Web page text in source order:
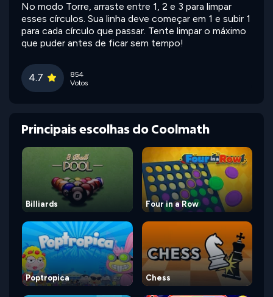
No modo Torre, arraste entre 1, 2 e 3 para limpar
esses círculos. Sua linha deve começar em 1 e subir 1
para cada círculo que passar. Tente limpar o máximo
que puder antes de ficar sem tempo!
4.7
854
Votos
Principais escolhas do Coolmath
Billiards Four in a Row
Poptropica Chess